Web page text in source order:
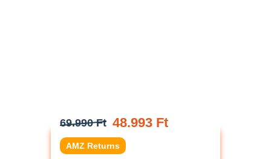
69.990 Ft 48.993 Ft
AMZ Returns